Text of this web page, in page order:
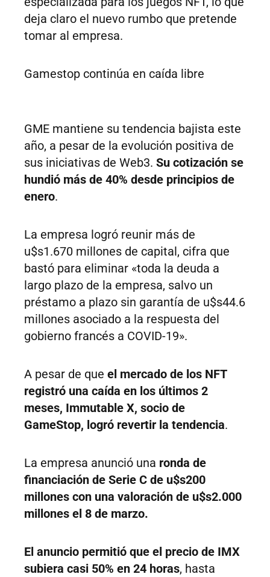
deja claro el nuevo rumbo que pretende
tomar al empresa.
Gamestop continúa en caída libre
GME mantiene su tendencia bajista este
año, a pesar de la evolución positiva de
sus iniciativas de Web3. Su cotización se
hundió más de 40% desde principios de
enero.
La empresa logró reunir más de
u$s1.670 millones de capital, cifra que
bastó para eliminar «toda la deuda a
largo plazo de la empresa, salvo un
préstamo a plazo sin garantía de u$s44.6
millones asociado a la respuesta del
gobierno francés a COVID-19».
A pesar de que el mercado de los NFT
registró una caída en los últimos 2
meses, Immutable X, socio de
GameStop, logró revertir la tendencia.
La empresa anunció una ronda de
financiación de Serie C de u$s200
millones con una valoración de u$s2.000
millones el 8 de marzo.
El anuncio permitió que el precio de IMX
subiera casi 50% en 24 horas, hasta